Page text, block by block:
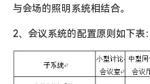
与会场的照明系统相结合。
2、会议系统的配置原则如下表：